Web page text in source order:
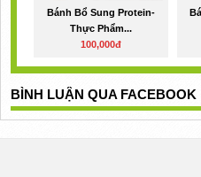
Bánh Bổ Sung Protein-
Thực Phẩm...
100,000đ
BÌNH LUẬN QUA FACEBOOK